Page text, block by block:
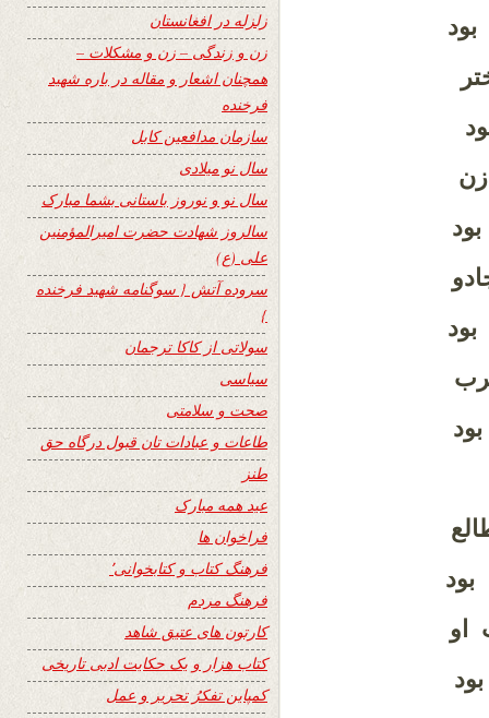
او
زلزله در افغانستان
زن و زندگی – زن و مشکلات –
همچنان اشعار و مقاله در باره شهید
فرخنده
سازمان مدافعین کابل
سال نو میلادی
سال نو و نوروز باستانی بشما مبارک
سالروز شهادت حضرت امیرالمؤمنین
علی (ع)
سروده آتش { سوگنامه شهید فرخنده
}
سولاتی از کاکا ترجمان
سیاسی
صحت و سلامتی
طاعات و عبادات تان قبول درگاه حق
طنز
عید همه مبارک
فراخوان ها
فرهنگ کتاب و کتابخوانی٬
فرهنگ مردم
کارتون های عتیق شاهد
کتاب هزار و یک حکایت ادبی تاریخی
کمپاین تفکرُ تحریر و عمل